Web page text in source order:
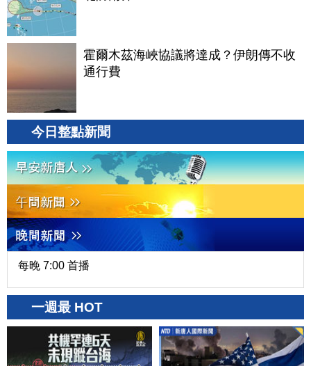
霍爾木茲海峽協議將達成？伊朗傳不收
通行費
今日整點新聞
每晚 7:00 首播
一週最 HOT